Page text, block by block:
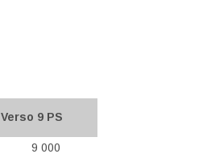
Verso 9 PS
9 000